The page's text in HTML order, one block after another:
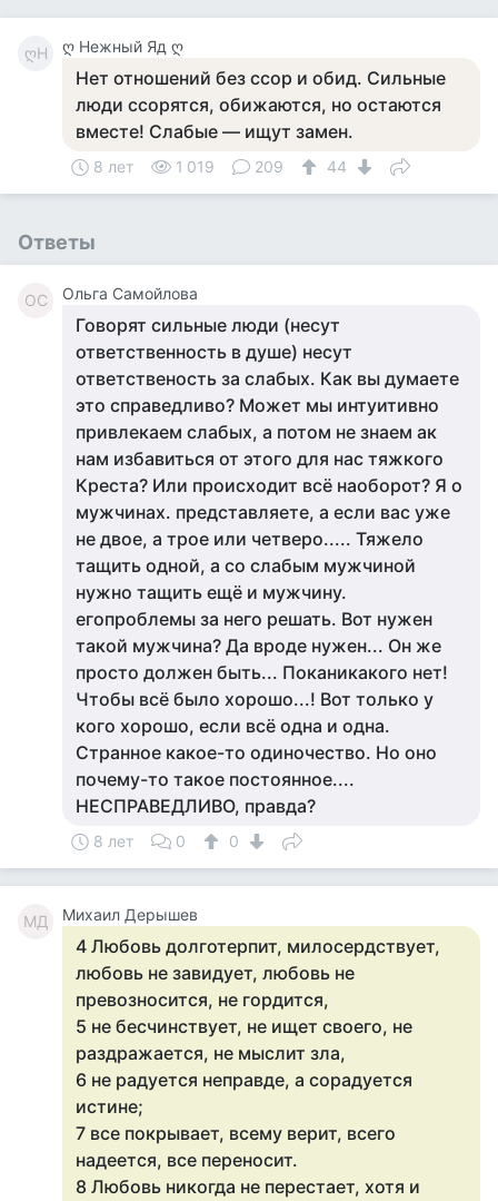
ღН ღ Нежный Яд ღ
Нет отношений без ссор и обид. Сильные
люди ссорятся, обижаются, но остаются
вместе! Слабые — ищут замен.
8 лет 1 019 209 44
Ответы
ОС Ольга Самойлова
Говорят сильные люди (несут
ответственность в душе) несут
ответственость за слабых. Как вы думаете
это справедливо? Может мы интуитивно
привлекаем слабых, а потом не знаем ак
нам избавиться от этого для нас тяжкого
Креста? Или происходит всё наоборот? Я о
мужчинах. представляете, а если вас уже
не двое, а трое или четверо..... Тяжело
тащить одной, а со слабым мужчиной
нужно тащить ещё и мужчину.
егопроблемы за него решать. Вот нужен
такой мужчина? Да вроде нужен... Он же
просто должен быть... Поканикакого нет!
Чтобы всё было хорошо...! Вот только у
кого хорошо, если всё одна и одна.
Странное какое-то одиночество. Но оно
почему-то такое постоянное....
НЕСПРАВЕДЛИВО, правда?
8 лет 0 0
МД Михаил Дерышев
4 Любовь долготерпит, милосердствует,
любовь не завидует, любовь не
превозносится, не гордится,
5 не бесчинствует, не ищет своего, не
раздражается, не мыслит зла,
6 не радуется неправде, а сорадуется
истине;
7 все покрывает, всему верит, всего
надеется, все переносит.
8 Любовь никогда не перестает, хотя и